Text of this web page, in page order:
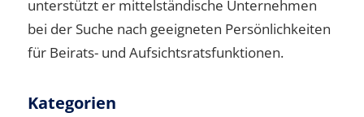
unterstützt er mittelständische Unternehmen
bei der Suche nach geeigneten Persönlichkeiten
für Beirats- und Aufsichtsratsfunktionen.
Kategorien